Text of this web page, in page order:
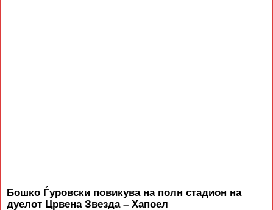
Бошко Ѓуровски повикува на полн стадион на
дуелот Црвена Звезда – Хапоел